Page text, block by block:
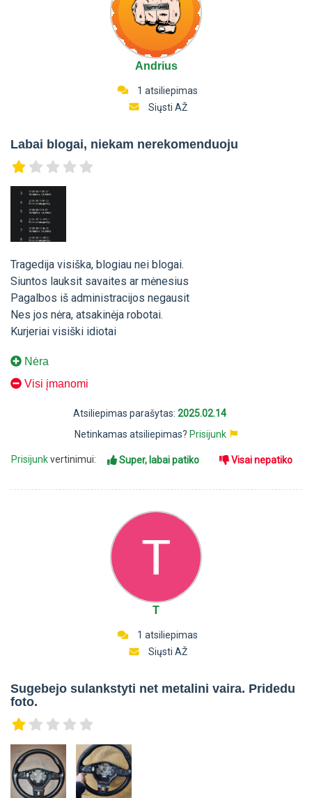
Andrius
1 atsiliepimas
Siųsti AŽ
Labai blogai, niekam nerekomenduoju
Tragedija visiška, blogiau nei blogai.
Siuntos lauksit savaites ar mėnesius
Pagalbos iš administracijos negausit
Nes jos nėra, atsakinėja robotai.
Kurjeriai visiški idiotai
Nėra
Visi įmanomi
Atsiliepimas parašytas: 2025.02.14
Netinkamas atsiliepimas? Prisijunk
Prisijunkvertinimui: Super, labai patiko Visai nepatiko
T
1 atsiliepimas
Siųsti AŽ
Sugebejo sulankstyti net metalini vaira. Pridedu
foto.